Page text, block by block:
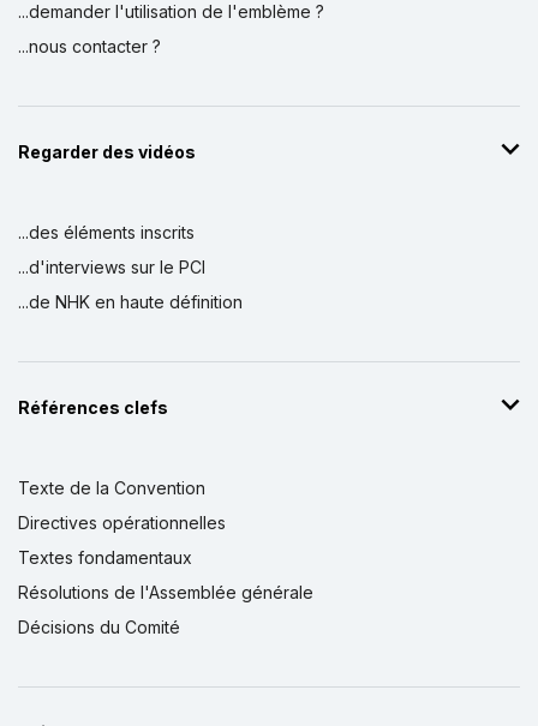
...demander l'utilisation de l'emblème ?
...nous contacter ?
Regarder des vidéos
...des éléments inscrits
...d'interviews sur le PCI
...de NHK en haute définition
Références clefs
Texte de la Convention
Directives opérationnelles
Textes fondamentaux
Résolutions de l'Assemblée générale
Décisions du Comité